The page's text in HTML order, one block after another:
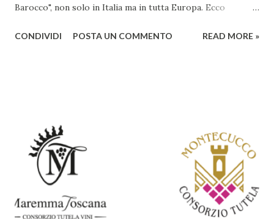
Barocco", non solo in Italia ma in tutta Europa. Ecco
rendono un'opera fondamentale per il periodo. Marino fu
abbracciando invece i principi del Barocco: l'arte come
meraviglia, l'ostentazione della tecnica e la ricerca del
sorprendente. Marino visse in un'epoca di grandi
cambiamenti culturali e sociali, e la sua opera riflette questa
complessità. L'Adone è un poema epico-mitologico in 20
canti, composto da oltre 40.000 versi. Narra la storia
CONDIVIDI POSTA UN COMMENTO READ MORE »